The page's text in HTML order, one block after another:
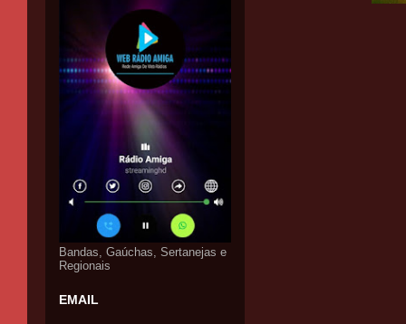
Bandas, Gaúchas, Sertanejas e
Regionais
EMAIL